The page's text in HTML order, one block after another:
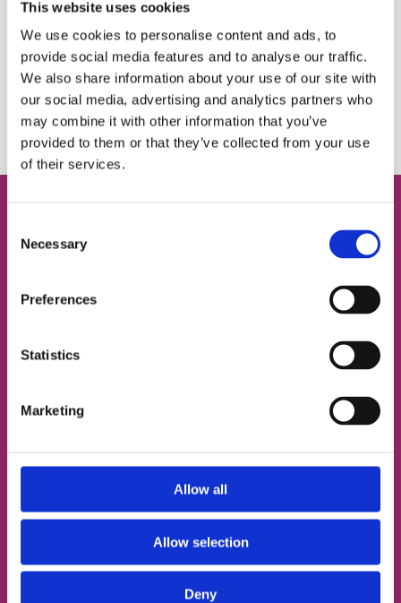
This website uses cookies
We use cookies to personalise content and ads, to
provide social media features and to analyse our traffic.
We also share information about your use of our site with
our social media, advertising and analytics partners who
may combine it with other information that you’ve
provided to them or that they’ve collected from your use
of their services.
Selection
Necessary
Preferences
Statistics
Marketing
Allow all
Allow selection
Deny
Поділитися:
Автор:
FRIENDS English Club
Безкоштовний пробний
урок англійської
НОМЕР ТЕЛЕФОНУ